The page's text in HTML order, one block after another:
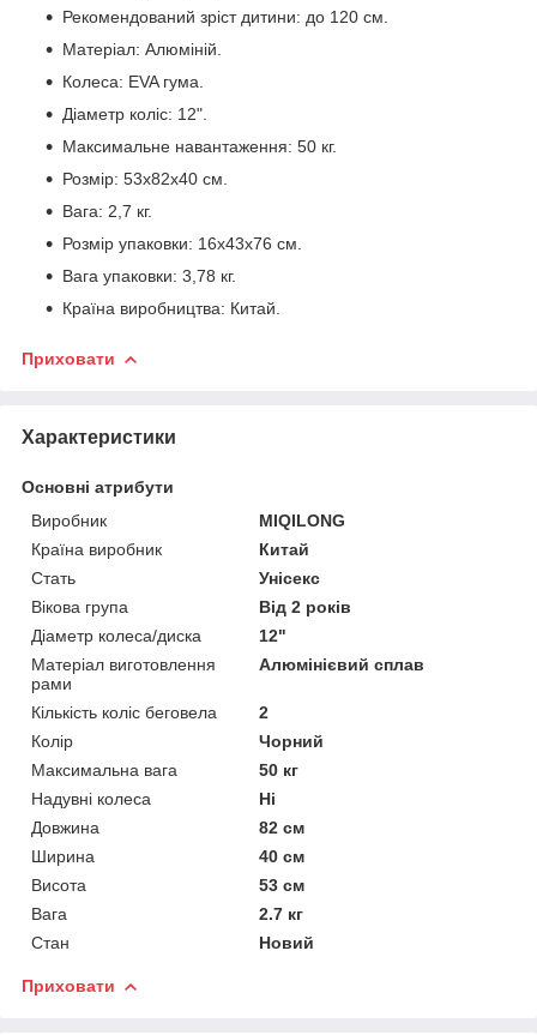
Рекомендований зріст дитини: до 120 см.
Матеріал: Алюміній.
Колеса: EVA гума.
Діаметр коліс: 12".
Максимальне навантаження: 50 кг.
Розмір: 53х82х40 см.
Вага: 2,7 кг.
Розмір упаковки: 16х43х76 см.
Вага упаковки: 3,78 кг.
Країна виробництва: Китай.
Приховати
Характеристики
Основні атрибути
Виробник
MIQILONG
Країна виробник
Китай
Стать
Унісекс
Вікова група
Від 2 років
Діаметр колеса/диска
12"
Матеріал виготовлення
рами
Алюмінієвий сплав
Кількість коліс беговела
2
Колір
Чорний
Максимальна вага
50 кг
Надувні колеса
Ні
Довжина
82 см
Ширина
40 см
Висота
53 см
Вага
2.7 кг
Стан
Новий
Приховати